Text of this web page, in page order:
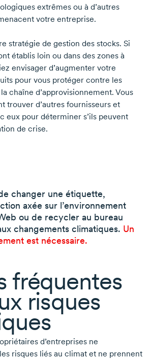
extrêmes ou à d’autres
votre entreprise.
stratégie de gestion des stocks. Si
établis loin ou dans des zones à
envisager d’augmenter votre
pour vous protéger contre les
chaîne d’approvisionnement. Vous
trouver d’autres fournisseurs et
eux pour déterminer s’ils peuvent
de crise.
changer une étiquette,
axée sur l’environnement
ou de recycler au bureau
changements climatiques. Un
est nécessaire.
fréquentes
risques
d’entreprises ne
risques liés au climat et ne prennent